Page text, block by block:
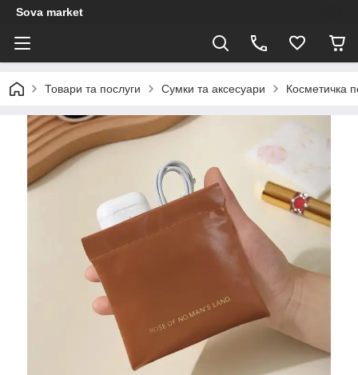
Sova market
Товари та послуги Сумки та аксесуари Косметичка